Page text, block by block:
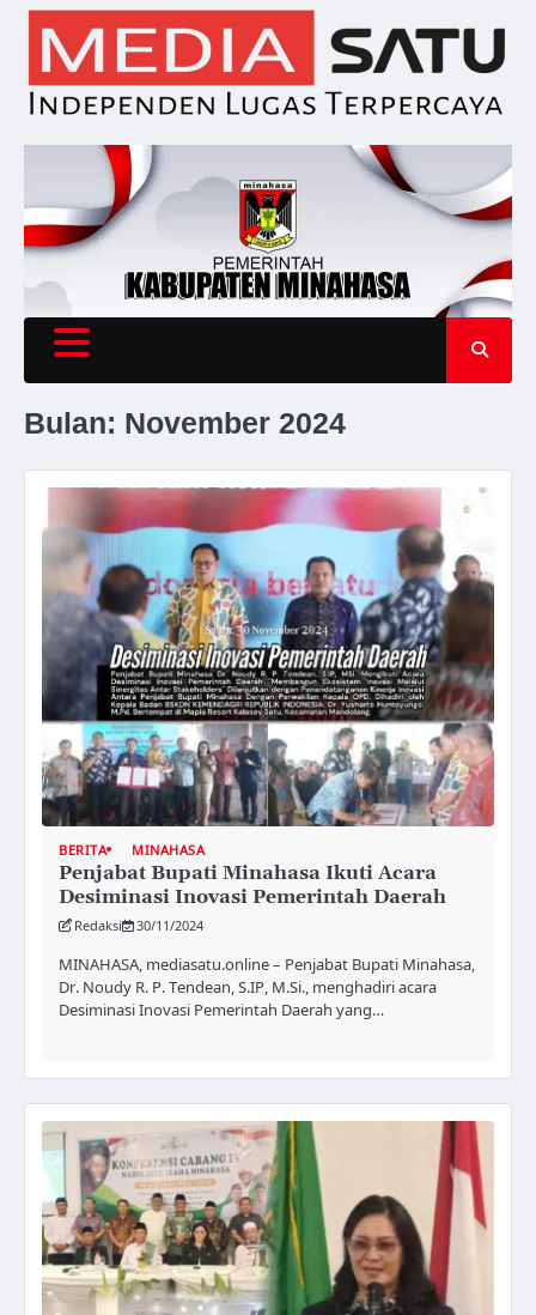
Skip
content
Bulan: November 2024
BERITA MINAHASA
Penjabat Bupati Minahasa Ikuti Acara
Desiminasi Inovasi Pemerintah Daerah
Redaksi 30/11/2024
MINAHASA, mediasatu.online – Penjabat Bupati Minahasa,
Dr. Noudy R. P. Tendean, S.IP, M.Si., menghadiri acara
Desiminasi Inovasi Pemerintah Daerah yang…